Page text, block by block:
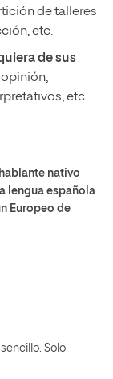
de talleres
etc.
de sus
etc.
nativo
lengua española
Europeo de
Solo